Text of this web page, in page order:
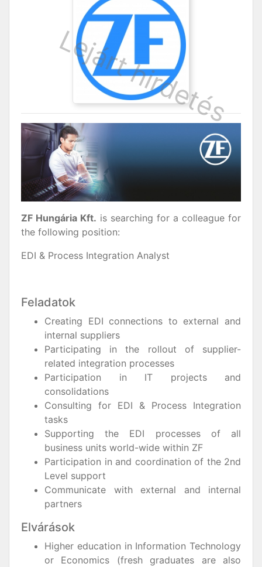
ZF Hungária Kft. is searching for a colleague for
the following position:
EDI & Process Integration Analyst
Feladatok
Creating EDI connections to external and
internal suppliers
Participating in the rollout of supplier-
related integration processes
Participation in IT projects and
consolidations
Consulting for EDI & Process Integration
tasks
Supporting the EDI processes of all
business units world-wide within ZF
Participation in and coordination of the 2nd
Level support
Communicate with external and internal
partners
Elvárások
Higher education in Information Technology
or Economics (fresh graduates are also